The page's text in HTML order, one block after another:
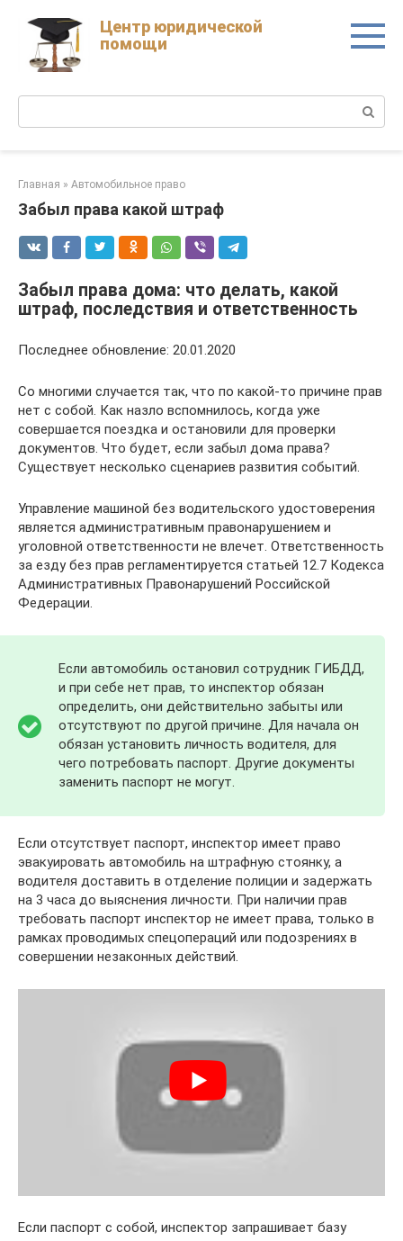
content
Центр юридической
помощи
Главная » Автомобильное право
Забыл права какой штраф
Забыл права дома: что делать, какой
штраф, последствия и ответственность
Последнее обновление: 20.01.2020
Со многими случается так, что по какой-то причине прав
нет с собой. Как назло вспомнилось, когда уже
совершается поездка и остановили для проверки
документов. Что будет, если забыл дома права?
Существует несколько сценариев развития событий.
Управление машиной без водительского удостоверения
является административным правонарушением и
уголовной ответственности не влечет. Ответственность
за езду без прав регламентируется статьей 12.7 Кодекса
Административных Правонарушений Российской
Федерации.
Если автомобиль остановил сотрудник ГИБДД,
и при себе нет прав, то инспектор обязан
определить, они действительно забыты или
отсутствуют по другой причине. Для начала он
обязан установить личность водителя, для
чего потребовать паспорт. Другие документы
заменить паспорт не могут.
Если отсутствует паспорт, инспектор имеет право
эвакуировать автомобиль на штрафную стоянку, а
водителя доставить в отделение полиции и задержать
на 3 часа до выяснения личности. При наличии прав
требовать паспорт инспектор не имеет права, только в
рамках проводимых спецопераций или подозрениях в
совершении незаконных действий.
Если паспорт с собой, инспектор запрашивает базу